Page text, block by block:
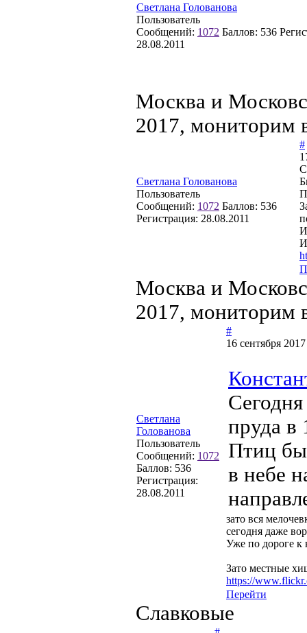
Светлана Голованова
Пользователь
Сообщений: 1072 Баллов: 536
28.08.2011
Москва и
2017, мониторим
Светлана Голованова
Пользователь
Сообщений: 1072 Баллов: 536
Регистрация: 28.08.2011
#
Москва и
2017, мониторим
Светлана
Голованова
Пользователь
Сообщений: 1072
Баллов: 536
Регистрация:
28.08.2011
#
16 сентября
пруда в
Птиц
в небе
зато вся
сегодня даже
Уже по дороге к
Зато местные
https://
Перейти
Славковые